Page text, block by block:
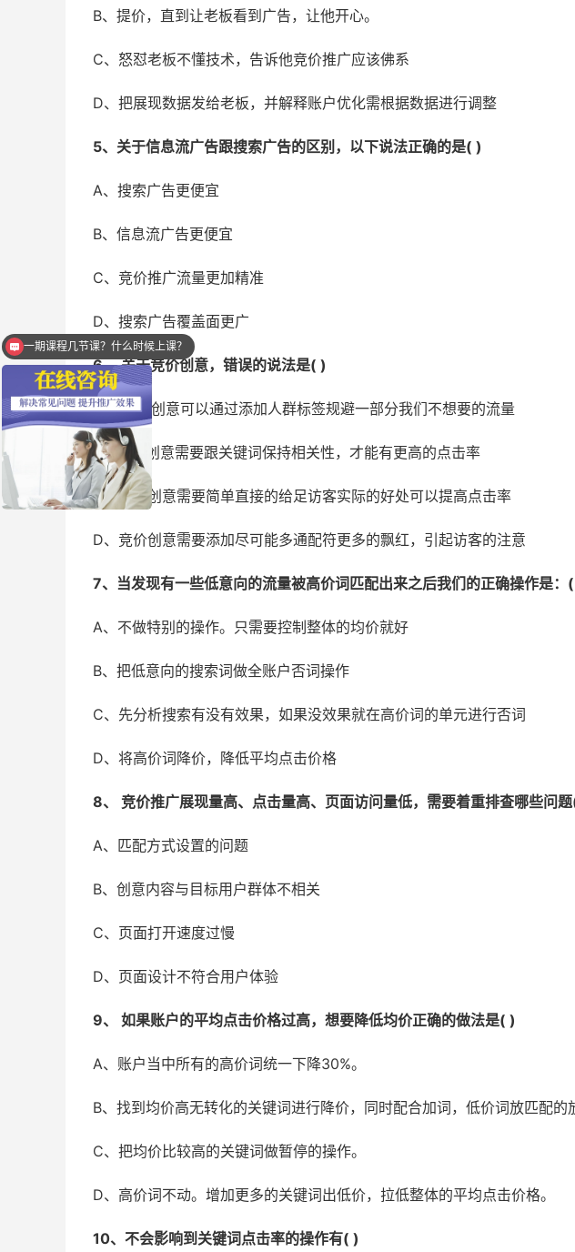
B、提价，直到让老板看到广告，让他开心。
C、怒怼老板不懂技术，告诉他竞价推广应该佛系
D、把展现数据发给老板，并解释账户优化需根据数据进行调整
5、关于信息流广告跟搜索广告的区别，以下说法正确的是( )
A、搜索广告更便宜
B、信息流广告更便宜
C、竞价推广流量更加精准
D、搜索广告覆盖面更广
6、 关于竞价创意，错误的说法是( )
A 、竞价创意可以通过添加人群标签规避一部分我们不想要的流量
B、竞价创意需要跟关键词保持相关性，才能有更高的点击率
C、竞价创意需要简单直接的给足访客实际的好处可以提高点击率
D、竞价创意需要添加尽可能多通配符更多的飘红，引起访客的注意
7、当发现有一些低意向的流量被高价词匹配出来之后我们的正确操作是：
A、不做特别的操作。只需要控制整体的均价就好
B、把低意向的搜索词做全账户否词操作
C、先分析搜索有没有效果，如果没效果就在高价词的单元进行否词
D、将高价词降价，降低平均点击价格
8、 竞价推广展现量高、点击量高、页面访问量低，需要着重排查哪些问
A、匹配方式设置的问题
B、创意内容与目标用户群体不相关
C、页面打开速度过慢
D、页面设计不符合用户体验
9、 如果账户的平均点击价格过高，想要降低均价正确的做法是( )
A、账户当中所有的高价词统一下降30%。
B、找到均价高无转化的关键词进行降价，同时配合加词，低价词放匹配的
C、把均价比较高的关键词做暂停的操作。
D、高价词不动。增加更多的关键词出低价，拉低整体的平均点击价格。
10、不会影响到关键词点击率的操作有( )
学完后能提升效果吗？